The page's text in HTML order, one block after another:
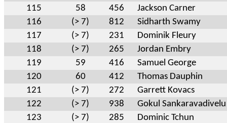
115
58 456
Jackson Carner
116
(> 7) 812
Sidharth Swamy
117
(> 7) 231
Dominik Fleury
118
(> 7) 265
Jordan Embry
119
59 416
Samuel George
120
60 412
Thomas Dauphin
121
(> 7) 272
Garrett Kovacs
122
(> 7) 938
Gokul Sankaravadivelu
123
(> 7) 285
Dominic Tchun